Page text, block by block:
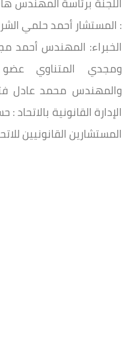
: المستشار أحمد حلمي
الخبراء: المهندس أحمد
ومجدي المتناوي
والمهندس محمد عادل
الإدارة القانونية
المستشارين القانونيين